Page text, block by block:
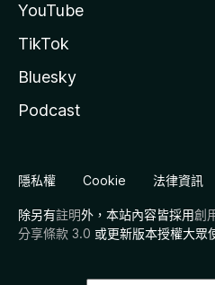
YouTube
TikTok
Bluesky
Podcast
隱私權 Cookie 法律資訊
除另有註明外，本站內容皆採用創
分享條款 3.0 或更新版本授權大眾